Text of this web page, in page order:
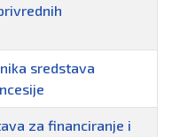
sredstava
za financiranje i